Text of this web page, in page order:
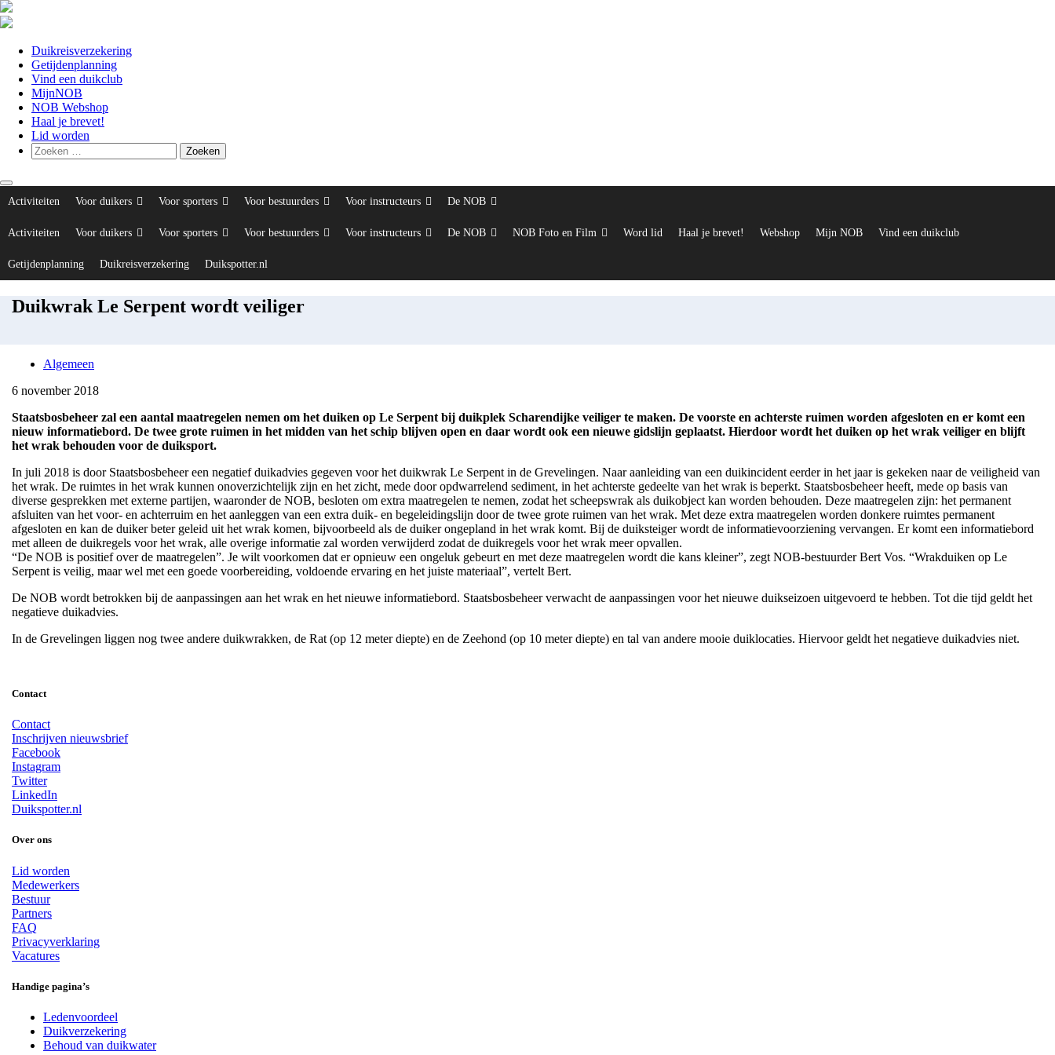
Duikreisverzekering
Getijdenplanning
Vind een duikclub
MijnNOB
NOB Webshop
Haal je brevet!
Lid worden
Toggle navigation
Activiteiten
Voor duikers Voor sporters Voor bestuurders Voor instructeurs De NOB
Activiteiten Voor duikers Voor sporters Voor bestuurders Voor instructeurs De NOB NOB Foto en Film Word lid Haal je brevet! Webshop Mijn NOB Vind een duikclub
Getijdenplanning Duikreisverzekering Duikspotter.nl
Duikwrak Le Serpent wordt veiliger
Algemeen
6 november 2018
Staatsbosbeheer zal een aantal maatregelen nemen om het duiken op Le Serpent bij duikplek Scharendijke veiliger te maken. De voorste en achterste ruimen worden afgesloten en er komt een
nieuw informatiebord. De twee grote ruimen in het midden van het schip blijven open en daar wordt ook een nieuwe gidslijn geplaatst. Hierdoor wordt het duiken op het wrak veiliger en blijft
het wrak behouden voor de duiksport.
In juli 2018 is door Staatsbosbeheer een negatief duikadvies gegeven voor het duikwrak Le Serpent in de Grevelingen. Naar aanleiding van een duikincident eerder in het jaar is gekeken naar de veiligheid van
het wrak. De ruimtes in het wrak kunnen onoverzichtelijk zijn en het zicht, mede door opdwarrelend sediment, in het achterste gedeelte van het wrak is beperkt. Staatsbosbeheer heeft, mede op basis van
diverse gesprekken met externe partijen, waaronder de NOB, besloten om extra maatregelen te nemen, zodat het scheepswrak als duikobject kan worden behouden. Deze maatregelen zijn: het permanent
afsluiten van het voor- en achterruim en het aanleggen van een extra duik- en begeleidingslijn door de twee grote ruimen van het wrak. Met deze extra maatregelen worden donkere ruimtes permanent
afgesloten en kan de duiker beter geleid uit het wrak komen, bijvoorbeeld als de duiker ongepland in het wrak komt. Bij de duiksteiger wordt de informatievoorziening vervangen. Er komt een informatiebord
met alleen de duikregels voor het wrak, alle overige informatie zal worden verwijderd zodat de duikregels voor het wrak meer opvallen.
“De NOB is positief over de maatregelen”. Je wilt voorkomen dat er opnieuw een ongeluk gebeurt en met deze maatregelen wordt die kans kleiner”, zegt NOB-bestuurder Bert Vos. “Wrakduiken op Le
Serpent is veilig, maar wel met een goede voorbereiding, voldoende ervaring en het juiste materiaal”, vertelt Bert.
De NOB wordt betrokken bij de aanpassingen aan het wrak en het nieuwe informatiebord. Staatsbosbeheer verwacht de aanpassingen voor het nieuwe duikseizoen uitgevoerd te hebben. Tot die tijd geldt het
negatieve duikadvies.
In de Grevelingen liggen nog twee andere duikwrakken, de Rat (op 12 meter diepte) en de Zeehond (op 10 meter diepte) en tal van andere mooie duiklocaties. Hiervoor geldt het negatieve duikadvies niet.
Contact
Contact
Inschrijven nieuwsbrief
Facebook
Instagram
Twitter
LinkedIn
Duikspotter.nl
Over ons
Lid worden
Medewerkers
Bestuur
Partners
FAQ
Privacyverklaring
Vacatures
Handige pagina’s
Ledenvoordeel
Duikverzekering
Behoud van duikwater